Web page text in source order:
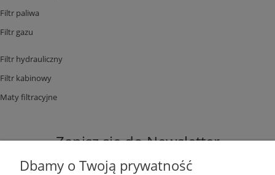
Filtr paliwa
Filtr gazu
Filtr hydrauliczny
Filtr kabinowy
Maty filtracyjne
Zapisz się do Newsletter
Dbamy o Twoją prywatność